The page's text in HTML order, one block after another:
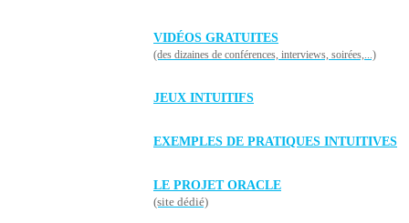
VIDÉOS GRATUITES
(des dizaines de conférences, interviews, soirées,...)
JEUX INTUITIFS
EXEMPLES DE PRATIQUES INTUITIVES
LE PROJET ORACLE
(site dédié)